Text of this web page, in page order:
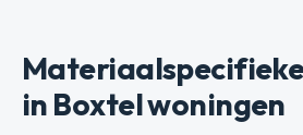
in Boxtel woningen